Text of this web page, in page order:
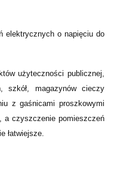
elektrycznych o napięciu do
użyteczności publicznej,
szkół, magazynów cieczy
z gaśnicami proszkowymi
a czyszczenie pomieszczeń
łatwiejsze.